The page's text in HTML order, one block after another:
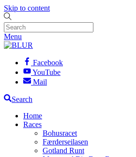
Skip to content
Menu
Facebook
YouTube
Mail
Search
Home
Races
Bohusracet
Færderseilasen
Gotland Runt